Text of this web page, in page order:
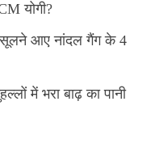
योगी?
आए नांदल गैंग के 4
में भरा बाढ़ का पानी